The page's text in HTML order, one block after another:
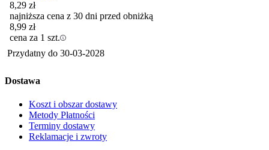
8,29 zł
najniższa cena z 30 dni przed obniżką
8,99 zł
cena za 1 szt.
Przydatny do 30-03-2028
Dostawa
Koszt i obszar dostawy
Metody Płatności
Terminy dostawy
Reklamacje i zwroty